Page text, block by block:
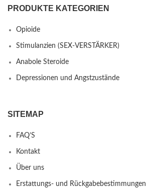
PRODUKTE KATEGORIEN
Opioide
Stimulanzien (SEX-VERSTÄRKER)
Anabole Steroide
Depressionen und Angstzustände
SITEMAP
FAQ’S
Kontakt
Über uns
Erstattungs- und Rückgabebestimmungen